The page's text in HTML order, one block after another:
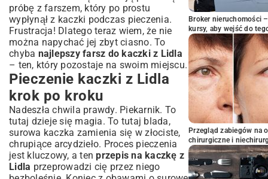
próbę z farszem, który po prostu
wypłynął z kaczki podczas pieczenia.
Frustracja! Dlatego teraz wiem, że nie
można napychać jej zbyt ciasno. To
chyba najlepszy farsz do kaczki z Lidla
– ten, który pozostaje na swoim miejscu.
Pieczenie kaczki z Lidla
krok po kroku
Nadeszła chwila prawdy. Piekarnik. To
tutaj dzieje się magia. To tutaj blada,
surowa kaczka zamienia się w złociste,
chrupiące arcydzieło. Proces pieczenia
jest kluczowy, a tenprzepis na kaczkę z
Lidla przeprowadzi cię przez niego
Broker nieruchomości
kursy, aby wejść do
Przegląd zabiegów na
chirurgiczne i